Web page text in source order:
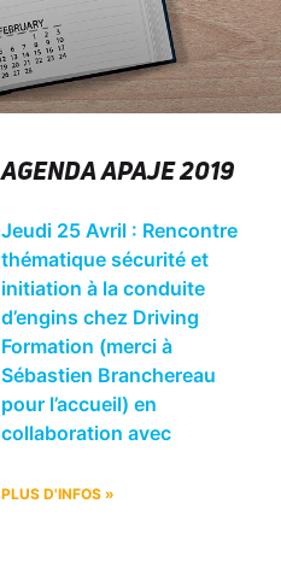
AGENDA APAJE 2019
Jeudi 25 Avril : Rencontre
thématique sécurité et
initiation à la conduite
d’engins chez Driving
Formation (merci à
Sébastien Branchereau
pour l’accueil) en
collaboration avec
PLUS D'INFOS »